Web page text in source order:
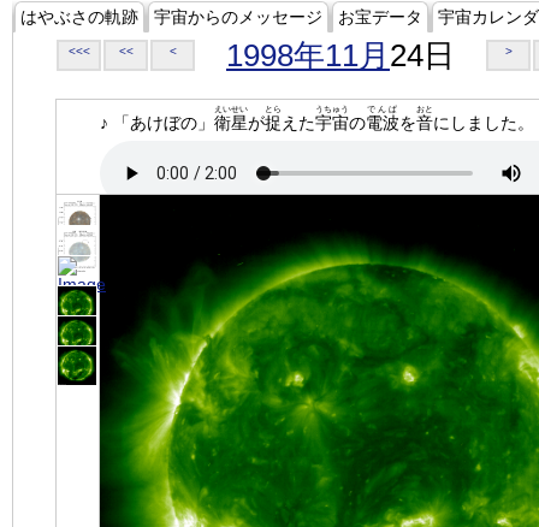
はやぶさの軌跡 宇宙からのメッセージ お宝データ 宇宙カレン
<<< << < 1998年11月 24日 >
♪ 「あけぼの」 衛星
えいせい
が捉
とら
えた宇宙
うちゅう
の電波
でんぱ
を音
おと
にしました。